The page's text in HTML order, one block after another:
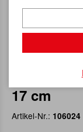
17 cm
Artikel-Nr.: 106024